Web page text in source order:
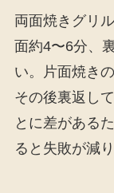
両面焼きグリ
面約4〜6分、
い。片面焼き
その後裏返し
とに差がある
ると失敗が減り